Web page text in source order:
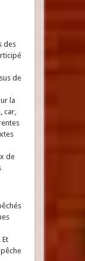
des
de
la
car,
de